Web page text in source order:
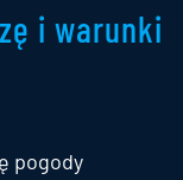
i warunki
pogody